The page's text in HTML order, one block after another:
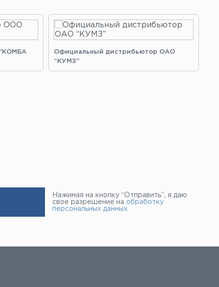
Официальный дистрибьютор ОАО
“КУМЗ”
Нажимая на кнопку “Отправить”, я даю
свое разрешение на обработку
персональных данных